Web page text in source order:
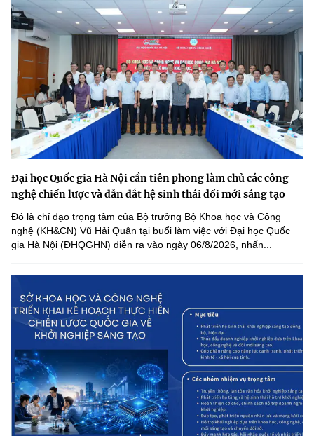
Đại học Quốc gia Hà Nội cần tiên phong làm chủ các công
nghệ chiến lược và dẫn dắt hệ sinh thái đổi mới sáng tạo
Đó là chỉ đạo trọng tâm của Bộ trưởng Bộ Khoa học và Công
nghệ (KH&CN) Vũ Hải Quân tại buổi làm việc với Đại học Quốc
gia Hà Nội (ĐHQGHN) diễn ra vào ngày 06/8/2026, nhấn...